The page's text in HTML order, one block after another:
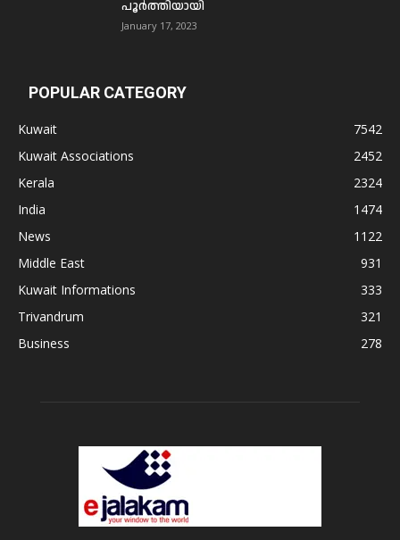
പൂര്‍ത്തിയായി
January 17, 2023
POPULAR CATEGORY
Kuwait
7542
Kuwait Associations
2452
Kerala
2324
India
1474
News
1122
Middle East
931
Kuwait Informations
333
Trivandrum
321
Business
278